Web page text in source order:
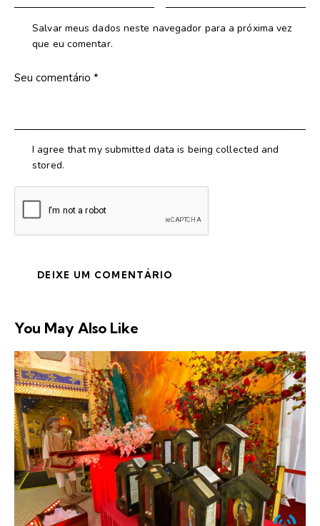
Salvar meus dados neste navegador para a próxima vez
que eu comentar.
I agree that my submitted data is being collected and
stored.
You May Also Like